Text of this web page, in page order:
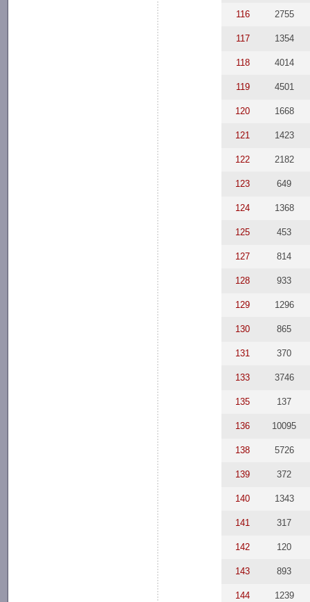
116 2755
117 1354
118 4014
119 4501
120 1668
121 1423
122 2182
123 649
124 1368
125 453
127 814
128 933
129 1296
130 865
131 370
133 3746
135 137
136 10095
138 5726
139 372
140 1343
141 317
142 120
143 893
144 1239